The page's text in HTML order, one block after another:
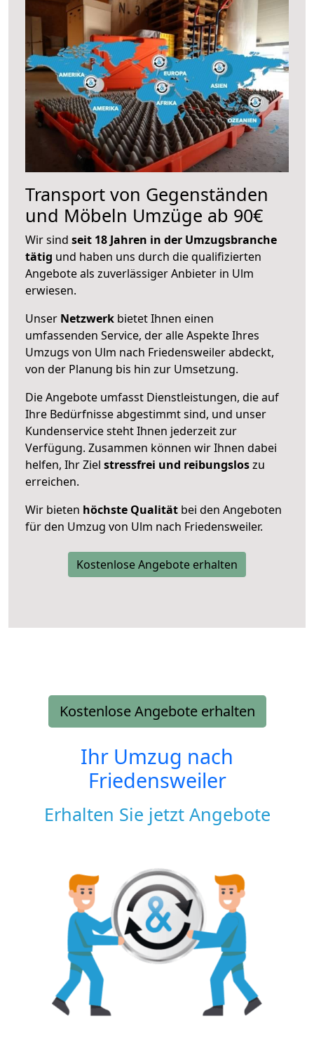
Transport von Gegenständen
und Möbeln Umzüge ab 90€
Wir sind seit 18 Jahren in der Umzugsbranche
tätig und haben uns durch die qualifizierten
Angebote als zuverlässiger Anbieter in Ulm
erwiesen.
Unser Netzwerk bietet Ihnen einen
umfassenden Service, der alle Aspekte Ihres
Umzugs von Ulm nach Friedensweiler abdeckt,
von der Planung bis hin zur Umsetzung.
Die Angebote umfasst Dienstleistungen, die auf
Ihre Bedürfnisse abgestimmt sind, und unser
Kundenservice steht Ihnen jederzeit zur
Verfügung. Zusammen können wir Ihnen dabei
helfen, Ihr Ziel stressfrei und reibungsloszu
erreichen.
Wir bieten höchste Qualität bei den Angeboten
für den Umzug von Ulm nach Friedensweiler.
Kostenlose Angebote erhalten
Kostenlose Angebote erhalten
Ihr Umzug nach
Friedensweiler
Erhalten Sie jetzt Angebote